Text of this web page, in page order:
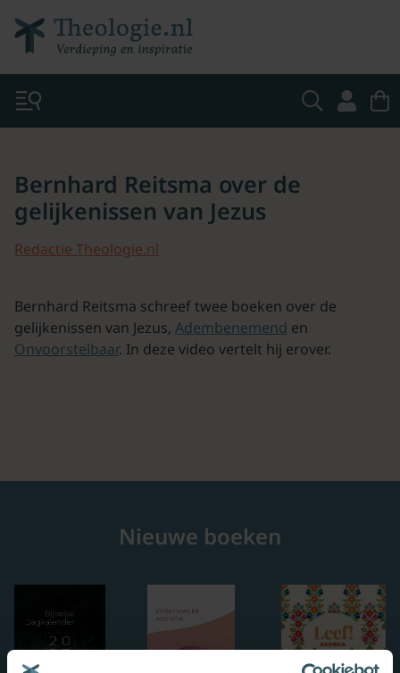
Bernhard Reitsma over de
gelijkenissen van Jezus
Redactie Theologie.nl
Bernhard Reitsma schreef twee boeken over de
gelijkenissen van Jezus, Adembenemend en
Onvoorstelbaar. In deze video vertelt hij erover.
Nieuwe boeken